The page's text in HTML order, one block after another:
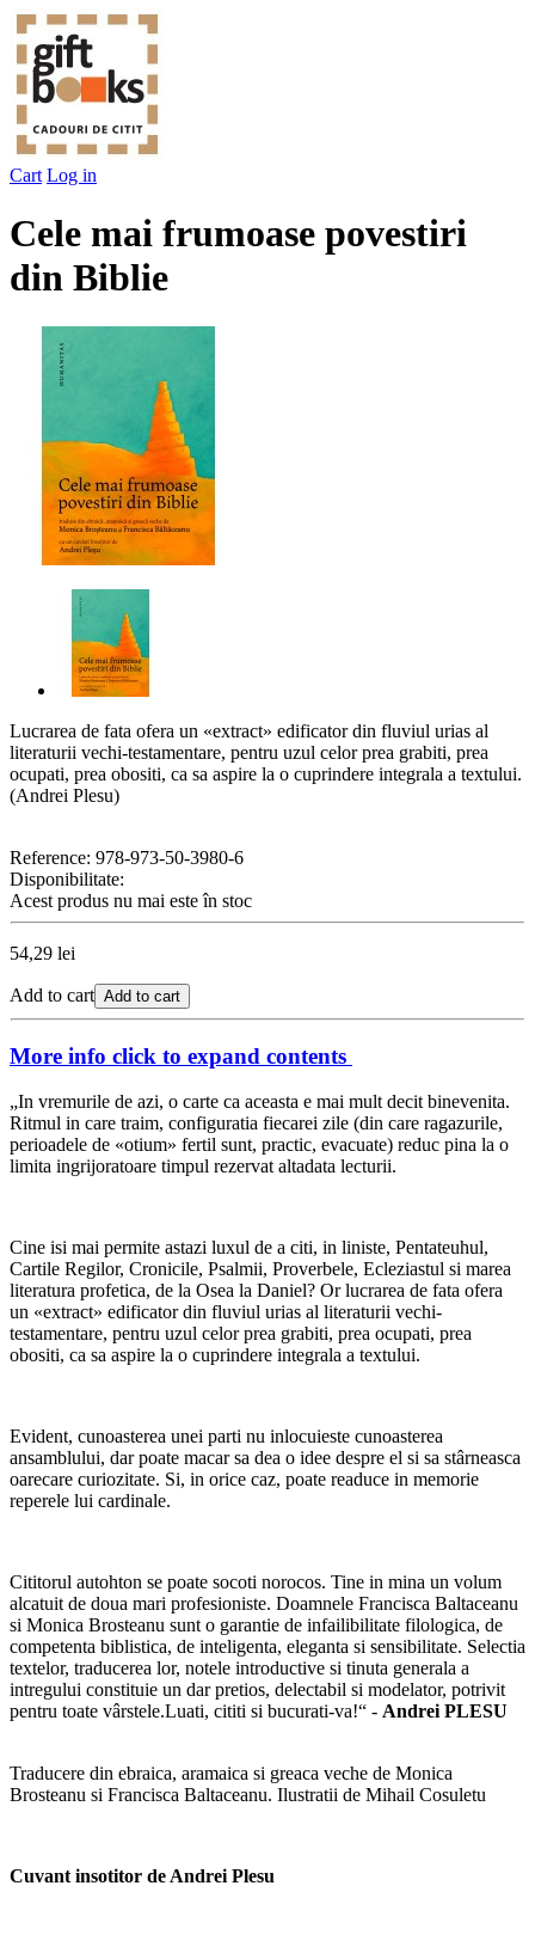
Cart Log in
Cele mai frumoase povestiri
din Biblie
Lucrarea de fata ofera un «extract» edificator din fluviul urias al
literaturii vechi-testamentare, pentru uzul celor prea grabiti, prea
ocupati, prea obositi, ca sa aspire la o cuprindere integrala a textului.
(Andrei Plesu)
Reference: 978-973-50-3980-6
Disponibilitate:
Acest produs nu mai este în stoc
54,29 lei
Add to cart Add to cart
More info click to expand contents
„In vremurile de azi, o carte ca aceasta e mai mult decit binevenita.
Ritmul in care traim, configuratia fiecarei zile (din care ragazurile,
perioadele de «otium» fertil sunt, practic, evacuate) reduc pina la o
limita ingrijoratoare timpul rezervat altadata lecturii.
Cine isi mai permite astazi luxul de a citi, in liniste, Pentateuhul,
Cartile Regilor, Cronicile, Psalmii, Proverbele, Ecleziastul si marea
literatura profetica, de la Osea la Daniel? Or lucrarea de fata ofera
un «extract» edificator din fluviul urias al literaturii vechi-
testamentare, pentru uzul celor prea grabiti, prea ocupati, prea
obositi, ca sa aspire la o cuprindere integrala a textului.
Evident, cunoasterea unei parti nu inlocuieste cunoasterea
ansamblului, dar poate macar sa dea o idee despre el si sa stârneasca
oarecare curiozitate. Si, in orice caz, poate readuce in memorie
reperele lui cardinale.
Cititorul autohton se poate socoti norocos. Tine in mina un volum
alcatuit de doua mari profesioniste. Doamnele Francisca Baltaceanu
si Monica Brosteanu sunt o garantie de infailibilitate filologica, de
competenta biblistica, de inteligenta, eleganta si sensibilitate. Selectia
textelor, traducerea lor, notele introductive si tinuta generala a
intregului constituie un dar pretios, delectabil si modelator, potrivit
pentru toate vârstele.Luati, cititi si bucurati-va!“ - Andrei PLESU
Traducere din ebraica, aramaica si greaca veche de Monica
Brosteanu si Francisca Baltaceanu. Ilustratii de Mihail Cosuletu
Cuvant insotitor de Andrei Plesu